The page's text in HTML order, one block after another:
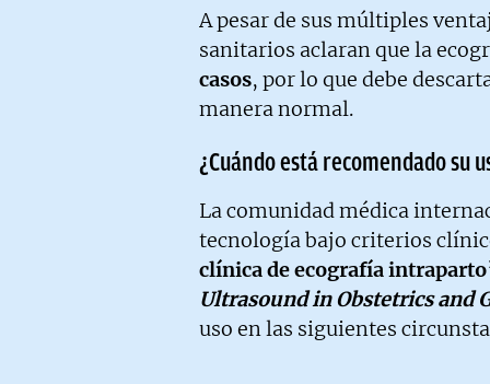
A pesar de sus múltiples
sanitarios aclaran que la
casos, por lo que debe
manera normal.
¿Cuándo está recomendado su
La comunidad médica
tecnología bajo criterios
clínica de ecografía intraparto
Ultrasound in Obstetrics and
uso en las siguientes